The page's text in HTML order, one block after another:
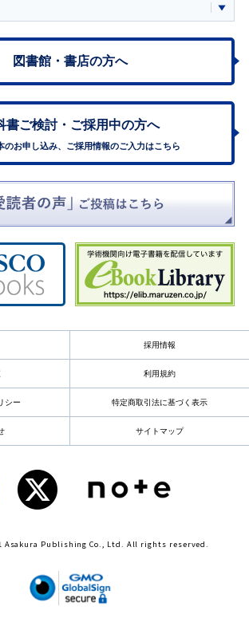
図書館・書店の方へ
書ご検討・ ご採用中の方へ
のお申し込み、ご採用情報のご入力はこちら
採用情報
利用規約
シー 特定商取引法に基づく表示
サイトマップ
Asakura Publishing Co., Ltd. All rights reserved.